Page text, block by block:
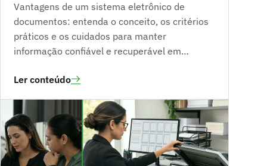
Vantagens de um sistema eletrônico de
documentos: entenda o conceito, os critérios
práticos e os cuidados para manter
informação confiável e recuperável em…
Ler conteúdo